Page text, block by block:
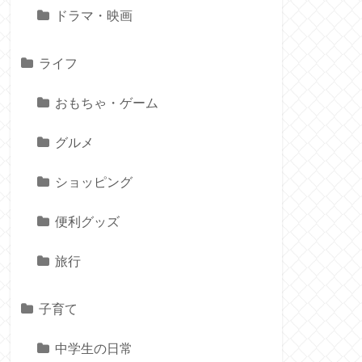
ドラマ・映画
ライフ
おもちゃ・ゲーム
グルメ
ショッピング
便利グッズ
旅行
子育て
中学生の日常